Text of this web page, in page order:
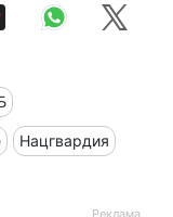
Нацгвардия